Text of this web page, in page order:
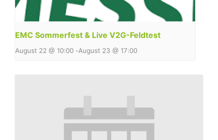
EMC Sommerfest & Live V2G-Feldtest
August 22 @ 10:00 -August 23 @ 17:00